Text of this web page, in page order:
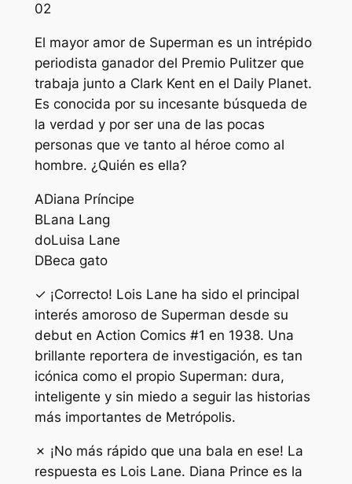
02
El mayor amor de Superman es un intrépido
periodista ganador del Premio Pulitzer que
trabaja junto a Clark Kent en el Daily Planet.
Es conocida por su incesante búsqueda de
la verdad y por ser una de las pocas
personas que ve tanto al héroe como al
hombre. ¿Quién es ella?
ADiana Príncipe
BLana Lang
doLuisa Lane
DBeca gato
✓ ¡Correcto! Lois Lane ha sido el principal
interés amoroso de Superman desde su
debut en Action Comics #1 en 1938. Una
brillante reportera de investigación, es tan
icónica como el propio Superman: dura,
inteligente y sin miedo a seguir las historias
más importantes de Metrópolis.
✗ ¡No más rápido que una bala en ese! La
respuesta es Lois Lane. Diana Prince es la